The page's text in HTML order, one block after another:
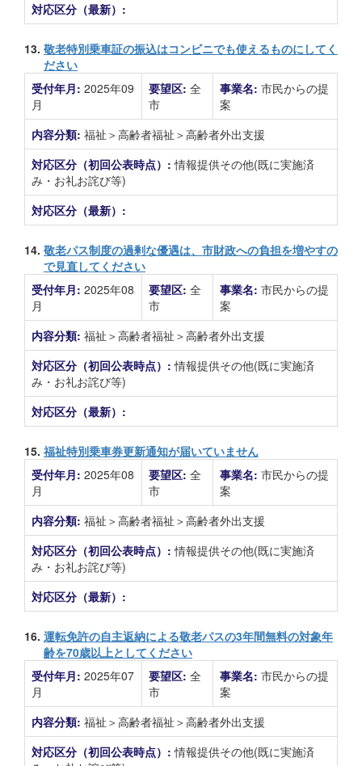
対応区分（最新）:
13. 敬老特別乗車証の振込はコンビニでも使えるものにしてく
ださい
受付年月: 2025年09
月
要望区: 全
市
事業名: 市民からの提
案
内容分類: 福祉＞高齢者福祉＞高齢者外出支援
対応区分（初回公表時点）:情報提供その他(既に実施済
み・お礼お詫び等)
対応区分（最新）:
14. 敬老パス制度の過剰な優遇は、市財政への負担を増やすの
で見直してください
受付年月: 2025年08
月
要望区: 全
市
事業名: 市民からの提
案
内容分類: 福祉＞高齢者福祉＞高齢者外出支援
対応区分（初回公表時点）:情報提供その他(既に実施済
み・お礼お詫び等)
対応区分（最新）:
15. 福祉特別乗車券更新通知が届いていません
受付年月: 2025年08
月
要望区: 全
市
事業名: 市民からの提
案
内容分類: 福祉＞高齢者福祉＞高齢者外出支援
対応区分（初回公表時点）:情報提供その他(既に実施済
み・お礼お詫び等)
対応区分（最新）:
16. 運転免許の自主返納による敬老パスの3年間無料の対象年
齢を70歳以上としてください
受付年月: 2025年07
月
要望区: 全
市
事業名: 市民からの提
案
内容分類: 福祉＞高齢者福祉＞高齢者外出支援
対応区分（初回公表時点）:情報提供その他(既に実施済